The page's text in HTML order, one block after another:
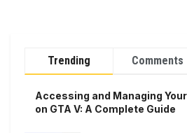
Trending Comments
Accessing and Managing
on GTA V: A Complete Guide